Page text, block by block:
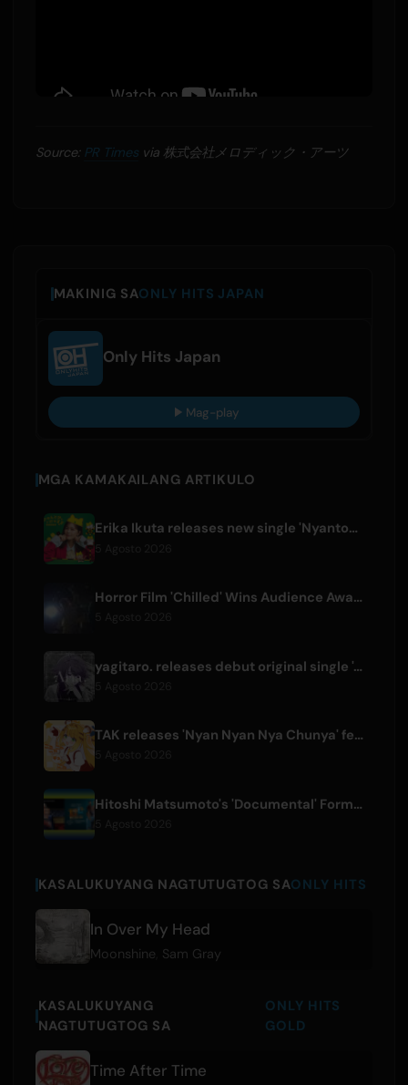
Source: PR Timesvia 株式会社メロディック・アーツ
MAKINIG SAONLY HITS JAPAN
Only Hits Japan
Mag-play
MGA KAMAKAILANG ARTIKULO
Erika Ikuta releases new single 'Nyantokanyaruru' for children's book 'Fumikiri Neko'
Horror Film 'Chilled' Wins Audience Award at Fantasia Festival
yagitaro. releases debut original single 'Aria.' with Suda Keina
TAK releases 'Nyan Nyan Nya Chunya' featuring Kotoha for Zenless Zone Zero
Hitoshi Matsumoto's 'Documental' Format to Launch US Version
KASALUKUYANG NAGTUTUGTOG SAONLY HITS
In Over My Head
Moonshine Sam Gray
KASALUKUYANG
NAGTUTUGTOG SA
ONLY HITS
GOLD
Time After Time